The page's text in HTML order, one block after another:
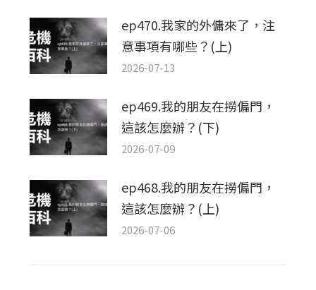
ep470.我家的外傭來了，注
意事項有哪些？(上)
2026-07-13
ep469.我的朋友在撈偏門，
這該怎麼辦？(下)
2026-07-09
ep468.我的朋友在撈偏門，
這該怎麼辦？(上)
2026-07-06